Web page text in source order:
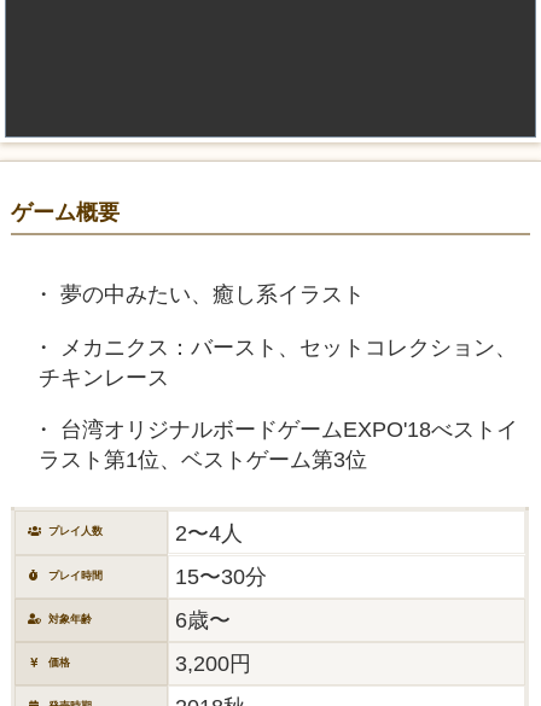
ゲーム概要
夢の中みたい、癒し系イラスト
メカニクス：バースト、セットコレクション、
チキンレース
台湾オリジナルボードゲームEXPO'18べストイ
ラスト第1位、ベストゲーム第3位
プレイ人数 2〜4人
プレイ時間 15〜30分
対象年齢 6歳〜
価格 3,200円